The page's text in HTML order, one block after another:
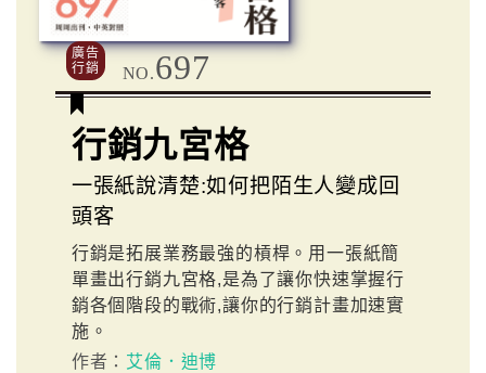
廣告
行銷
NO.697
行銷九宮格
一張紙說清楚:如何把陌生人變成回
頭客
行銷是拓展業務最強的槓桿。用一張紙簡
單畫出行銷九宮格,是為了讓你快速掌握行
銷各個階段的戰術,讓你的行銷計畫加速實
施。
作者： 艾倫．迪博